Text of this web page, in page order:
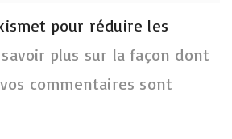
pour réduire les
savoir plus sur la façon dont
commentaires sont